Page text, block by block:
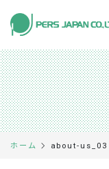
私たちの特長 About Us
事業内容 Business
ホーム about-us_03